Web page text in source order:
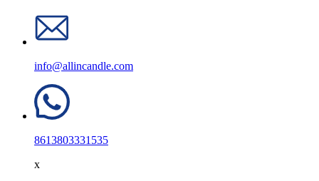
info@allincandle.com
8613803331535
x